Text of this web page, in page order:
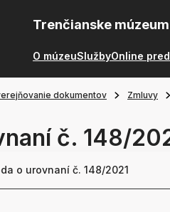
Trenčianske
O múzeuSlužbyOnline
dokumentov Zmluvy
č. 148/
o urovnaní č. 148/2021